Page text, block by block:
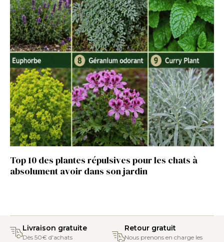
Top 10 des plantes répulsives pour les chats à
absolument avoir dans son jardin
Livraison gratuite
Dès 50€ d'achats
Retour gratuit
Nous prenons en charge les